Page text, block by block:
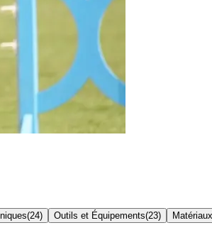
(24) Outils et Équipements(23) Matériaux